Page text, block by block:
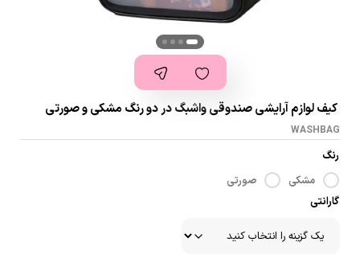
کیف لوازم آرایشی صندوقی واشبگ در دو رنگ مشکی و صورتی
WASHBAG
رنگ
مشکی
صورتی
گارانتی